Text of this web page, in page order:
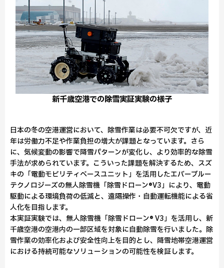
新千歳空港での除雪実証実験の様⼦
日本の冬の空港運営において、除雪作業は必要不可欠ですが、近
年は労働力不足や作業負担の増大が課題となっています。さら
に、気候変動の影響で降雪パターンが変化し、より効率的な除雪
手法が求められています。こういった課題を解決するため、スズ
キの「電動モビリティベースユニット」を活用したエバーブルー
テクノロジーズの無人除雪機「除雪ドローン®V3」により、電動
駆動による環境負荷の低減と、遠隔操作・自動運転機能による省
人化を目指します。
本実証実験では、無人除雪機「除雪ドローン® V3」を活用し、新
千歳空港の空港内の一部区域を対象に自動除雪を行いました。除
雪作業の効率化および安全性向上を目的とし、降雪地帯空港運営
における持続可能なソリューションの可能性を検証します。